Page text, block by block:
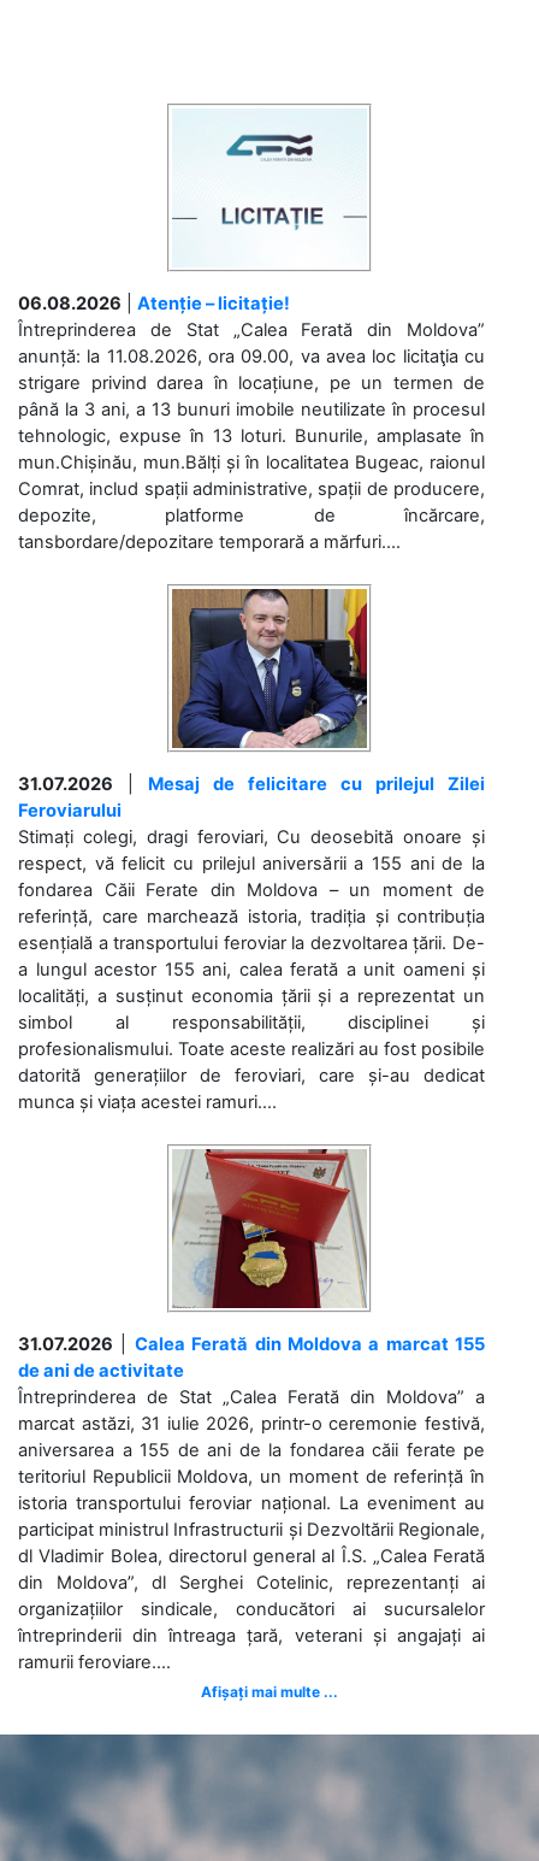
06.08.2026
Atenție – licitație!
Întreprinderea de Stat „Calea Ferată din Moldova”
anunță: la 11.08.2026, ora 09.00, va avea loc licitaţia cu
strigare privind darea în locațiune, pe un termen de
până la 3 ani, a 13 bunuri imobile neutilizate în procesul
tehnologic, expuse în 13 loturi. Bunurile, amplasate în
mun.Chișinău, mun.Bălți și în localitatea Bugeac, raionul
Comrat, includ spații administrative, spații de producere,
depozite, platforme de încărcare,
tansbordare/depozitare temporară a mărfuri....
31.07.2026
Mesaj de felicitare cu prilejul Zilei
Feroviarului
Stimați colegi, dragi feroviari, Cu deosebită onoare și
respect, vă felicit cu prilejul aniversării a 155 ani de la
fondarea Căii Ferate din Moldova – un moment de
referință, care marchează istoria, tradiția și contribuția
esențială a transportului feroviar la dezvoltarea țării. De-
a lungul acestor 155 ani, calea ferată a unit oameni și
localități, a susținut economia țării și a reprezentat un
simbol al responsabilității, disciplinei și
profesionalismului. Toate aceste realizări au fost posibile
datorită generațiilor de feroviari, care și-au dedicat
munca și viața acestei ramuri....
31.07.2026
Calea Ferată din Moldova a marcat 155
de ani de activitate
Întreprinderea de Stat „Calea Ferată din Moldova” a
marcat astăzi, 31 iulie 2026, printr-o ceremonie festivă,
aniversarea a 155 de ani de la fondarea căii ferate pe
teritoriul Republicii Moldova, un moment de referință în
istoria transportului feroviar național. La eveniment au
participat ministrul Infrastructurii și Dezvoltării Regionale,
dl Vladimir Bolea, directorul general al Î.S. „Calea Ferată
din Moldova”, dl Serghei Cotelinic, reprezentanți ai
organizațiilor sindicale, conducători ai sucursalelor
întreprinderii din întreaga țară, veterani și angajați ai
ramurii feroviare....
Afișați mai multe ...